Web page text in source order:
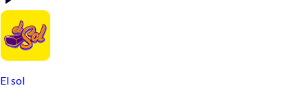
El sol